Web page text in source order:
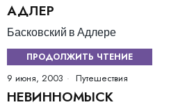
АДЛЕР
Басковский в Адлере
ПРОДОЛЖИТЬ ЧТЕНИЕ
9 июня, 2003 Путешествия
НЕВИННОМЫСК